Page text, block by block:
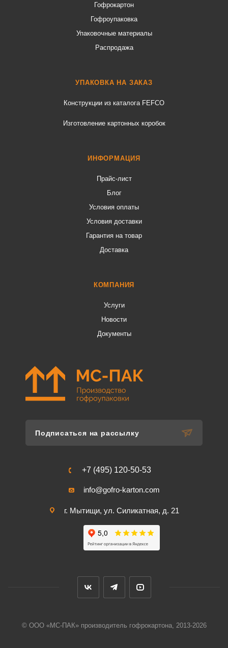
Гофрокартон
Гофроупаковка
Упаковочные материалы
Распродажа
УПАКОВКА НА ЗАКАЗ
Конструкции из каталога FEFCO
Изготовление картонных коробок
ИНФОРМАЦИЯ
Прайс-лист
Блог
Условия оплаты
Условия доставки
Гарантия на товар
Доставка
КОМПАНИЯ
Услуги
Новости
Документы
Подписаться на рассылку
+7 (495) 120-50-53
info@gofro-karton.com
г. Мытищи, ул. Силикатная, д. 21
© ООО «МС-ПАК» производитель гофрокартона, 2013-2026